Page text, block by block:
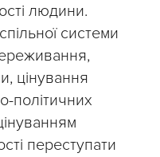
людини.
системи
цінування
політичних
переступати